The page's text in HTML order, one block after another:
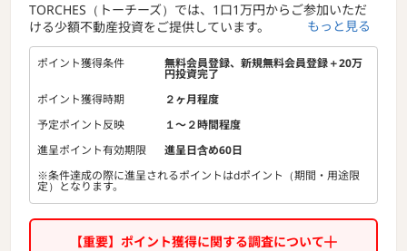
TORCHES（トーチーズ）では、1口1万円からご参加いただ
ける少額不動産投資をご提供しています。
無理のない金額から投資を始めることができ、資産運用の新
たな選択肢としてご活用いただけます。
もっと見る
ポイント獲得条件 無料会員登録、新規無料会員登録＋20万
円投資完了
ポイント獲得時期
２ヶ月程度
予定ポイント反映
１〜２時間程度
進呈ポイント有効期限
進呈日含め60日
※条件達成の際に進呈されるポイントはdポイント（期間・用途限
定）となります。
【重要】ポイント獲得に関する調査について